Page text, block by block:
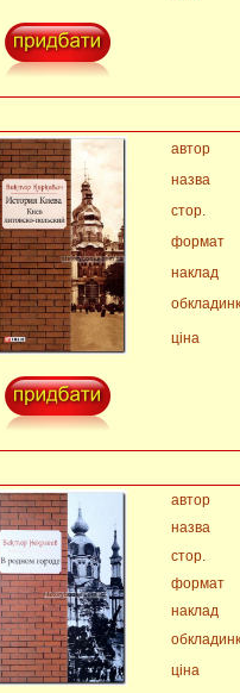
автор
назва
стор.
формат
наклад
ціна
автор
назва
стор.
формат
наклад
ціна